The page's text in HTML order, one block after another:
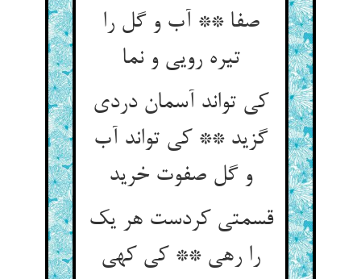
صفا ** آب و گل را
تیره رویی و نما
کی تواند آسمان دردی
گزید ** کی تواند آب
و گل صفوت خرید
قسمتی کردست هر یک
را رهی ** کی کهی